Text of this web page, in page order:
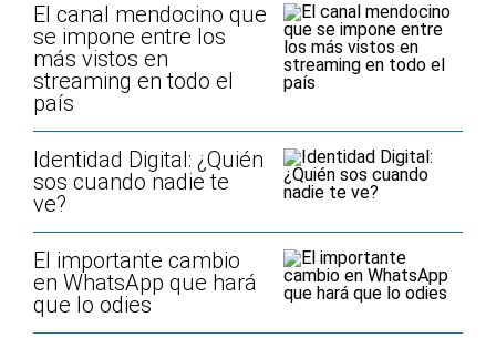
El canal mendocino que
se impone entre los
más vistos en
streaming en todo el
país
Identidad Digital: ¿Quién
sos cuando nadie te
ve?
El importante cambio
en WhatsApp que hará
que lo odies